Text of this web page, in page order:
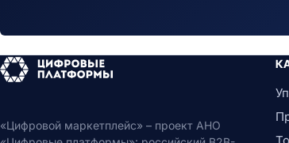
«Цифровой маркетплейс» – проект АНО